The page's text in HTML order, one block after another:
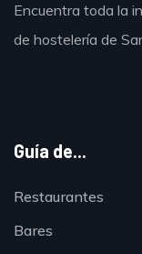
Encuentra toda la
de hostelería de
Guía de...
Restaurantes
Bares